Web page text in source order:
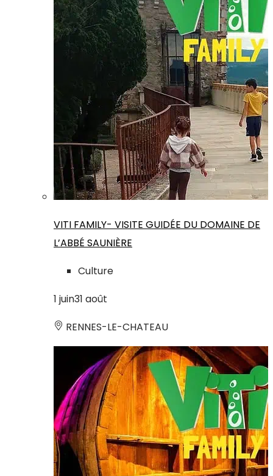
VITI FAMILY- VISITE GUIDÉE DU DOMAINE DE
L’ABBÉ SAUNIÈRE
Culture
1 juin31 août
RENNES-LE-CHATEAU